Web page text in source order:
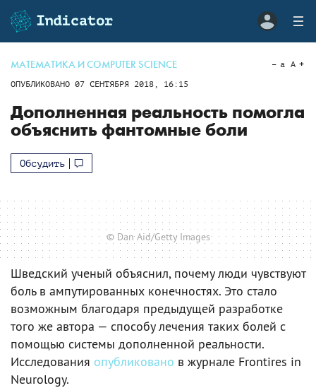
МАТЕМАТИКА И COMPUTER SCIENCE
ОПУБЛИКОВАНО 07 СЕНТЯБРЯ 2018, 16:15
a A
Дополненная реальность помогла
объяснить фантомные боли
Обсудить
© Dan Aid/Getty Images
Шведский ученый объяснил, почему люди чувствуют
боль в ампутированных конечностях. Это стало
возможным благодаря предыдущей разработке
того же автора — способу лечения таких болей с
помощью системы дополненной реальности.
Исследования опубликовано в журнале Frontires in
Neurology.